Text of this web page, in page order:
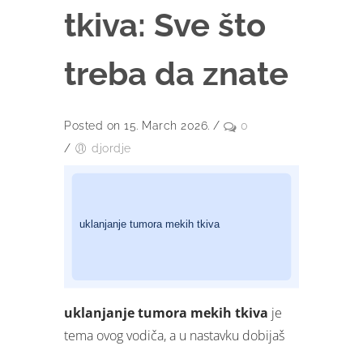
tkiva: Sve što
treba da znate
Posted on 15. March 2026. /
0
/
djordje
uklanjanje tumora mekih tkiva je
tema ovog vodiča, a u nastavku dobijaš